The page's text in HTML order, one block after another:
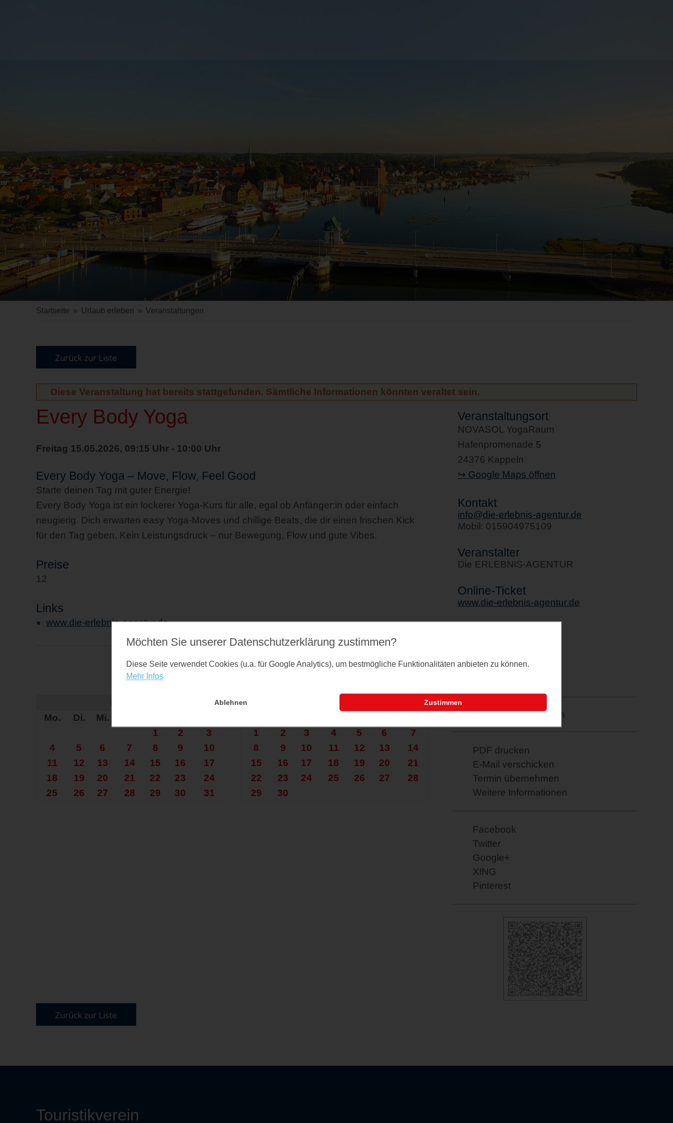
Startseite » Urlaub erleben » Veranstaltungen
Zurück zur Liste
Diese Veranstaltung hat bereits stattgefunden. Sämtliche Informationen könnten veraltet sein.
Every Body Yoga
Freitag 15.05.2026, 09:15 Uhr - 10:00 Uhr
Every Body Yoga – Move, Flow, Feel Good
Starte deinen Tag mit guter Energie!
Every Body Yoga ist ein lockerer Yoga‑Kurs für alle, egal ob Anfänger:in oder einfach
neugierig. Dich erwarten easy Yoga‑Moves und chillige Beats, die dir einen frischen Kick
für den Tag geben. Kein Leistungsdruck – nur Bewegung, Flow und gute Vibes.
Preise
12
Links
www.die-erlebnis-agentur.de
Mo.
Di. Mi.
1
2
3
4
5 6 7 8 9
10
11
12 13 14 15 16
17
18
19 20 21 22 23
24
25
26 27 28 29 30 31
1
2 3 4 5 6
7
8
9 10 11 12 13
14
15
16 17 18 19 20
21
22
23 24 25 26 27
28
29
30
Veranstaltungsort
NOVASOL YogaRaum
Hafenpromenade 5
24376 Kappeln
↪ Google Maps öffnen
Kontakt
info@die-erlebnis-agentur.de
Mobil: 015904975109
Veranstalter
Die ERLEBNIS-AGENTUR
Online-Ticket
www.die-erlebnis-agentur.de
Letztes Update
Merkzettel: speichern
PDF drucken
E-Mail verschicken
Termin übernehmen
Weitere Informationen
Facebook
Twitter
Google+
XING
Pinterest
Zurück zur Liste
Touristikverein
Möchten Sie unserer Datenschutz­erklärung zustimmen?
Diese Seite verwendet Cookies (u.a. für Google Analytics), um bestmögliche Funktionalitäten anbieten zu können.
Mehr Infos
Ablehnen Zustimmen